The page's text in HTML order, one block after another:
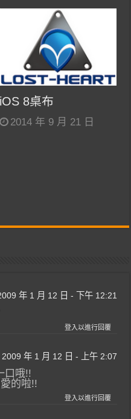
iOS 8桌布
2014 年 9 月 21 日
年 1 月 12 日 - 下午 12:21
登入以進行回覆
2009 年 1 月 12 日 - 上午 2:07
口哦!!
的啦!!
登入以進行回覆